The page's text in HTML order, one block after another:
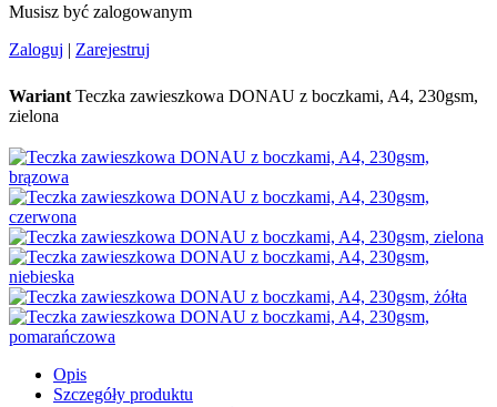
Musisz być zalogowanym
Zaloguj | Zarejestruj
Wariant Teczka zawieszkowa DONAU z boczkami, A4, 230gsm,
zielona
Opis
Szczegóły produktu